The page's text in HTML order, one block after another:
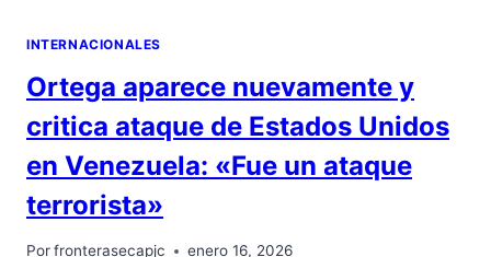
INTERNACIONALES
Ortega aparece nuevamente y
critica ataque de Estados Unidos
en Venezuela: «Fue un ataque
terrorista»
Porfronterasecapjc enero 16, 2026